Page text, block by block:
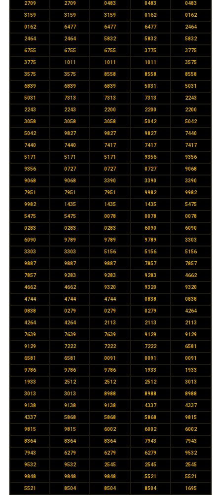
2709 2709 0483 0483 0483
3159 3159 3159 0162 0162
0162 6477 6477 6477 2464
2464 2464 5832 5832 5832
6755 6755 6755 3775 3775
3775 1011 1011 1011 3575
3575 3575 8558 8558 8558
6839 6839 6839 5031 5031
5031 7313 7313 7313 2243
2243 2243 2200 2200 2200
3058 3058 3058 5042 5042
5042 9827 9827 9827 7440
7440 7440 7417 7417 7417
5171 5171 5171 9356 9356
9356 0727 0727 0727 9068
9068 9068 3390 3390 3390
7951 7951 7951 9982 9982
9982 1435 1435 1435 5475
5475 5475 0078 0078 0078
0283 0283 0283 6090 6090
6090 9789 9789 9789 3303
3303 3303 5156 5156 5156
9887 9887 9887 7857 7857
7857 9283 9283 9283 4662
4662 4662 9320 9320 9320
4744 4744 4744 0838 0838
0838 0279 0279 0279 4264
4264 4264 2113 2113 2113
7639 7639 7639 9129 9129
9129 7222 7222 7222 6581
6581 6581 0091 0091 0091
9786 9786 9786 1933 1933
1933 2512 2512 2512 3013
3013 3013 8988 8988 8988
9138 9138 9138 4337 4337
4337 5868 5868 5868 9815
9815 9815 6002 6002 6002
8364 8364 8364 7943 7943
7943 6279 6279 6279 9532
9532 9532 2545 2545 2545
9848 9848 9848 5521 5521
5521 8504 8504 8504 1695